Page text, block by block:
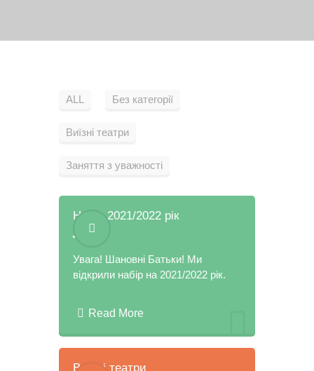
ALL Без категорії
Виїзні театри
Заняття з уважності
Набір 2021/2022 рік
Увага! Шановні Батьки! Ми
відкрили набір на 2021/2022 рік.
Read More
Виїзні театри